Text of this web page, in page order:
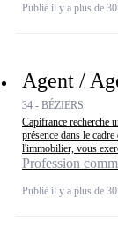
Publié il y a plus de
Agent /
34 - BÉZIERS
Capifrance recherche
présence dans le
l'immobilier, vous
Profession
Publié il y a plus de